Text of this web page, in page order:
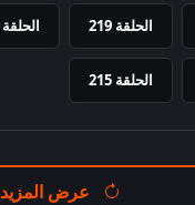
الحلقة 219 الحلقة 218
الحلقة 215
عرض المزيد